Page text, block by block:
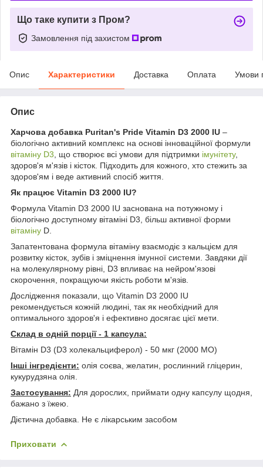
Що таке купити з Пром?
Замовлення під захистом
Опис Характеристики Доставка Оплата Умови
Опис
Харчова добавка Puritan's Pride Vitamin D3 2000 IU –
біологічно активний комплекс на основі інноваційної формули
вітаміну D3 , що створює всі умови для підтримки імунітету,
здоров'я м'язів і кісток. Підходить для кожного, хто стежить за
здоров'ям і веде активний спосіб життя.
Як працює Vitamin D3 2000 IU?
Формула Vitamin D3 2000 IU заснована на потужному і
біологічно доступному вітаміні D3, більш активної форми
вітаміну D.
Запатентована формула вітаміну взаємодіє з кальцієм для
розвитку кісток, зубів і зміцнення імунної системи. Завдяки дії
на молекулярному рівні, D3 впливає на нейром'язові
скорочення, покращуючи якість роботи м'язів.
Дослідження показали, що Vitamin D3 2000 IU
рекомендується кожній людині, так як необхідний для
оптимального здоров'я і ефективно досягає цієї мети.
Склад в одній порції - 1 капсула:
Вітамін D3 (D3 холекальциферол) - 50 мкг (2000 МО)
Інші інгредієнти: олія соєва, желатин, рослинний гліцерин,
кукурудзяна олія.
Застосування: Для дорослих, приймати одну капсулу щодня,
бажано з їжею.
Дієтична добавка. Не є лікарським засобом
Приховати